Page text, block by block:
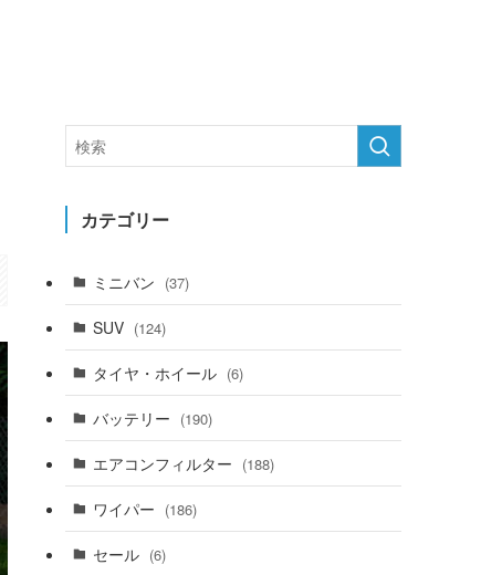
カテゴリー
ミニバン (37)
SUV (124)
タイヤ・ホイール (6)
バッテリー (190)
エアコンフィルター (188)
ワイパー (186)
セール (6)